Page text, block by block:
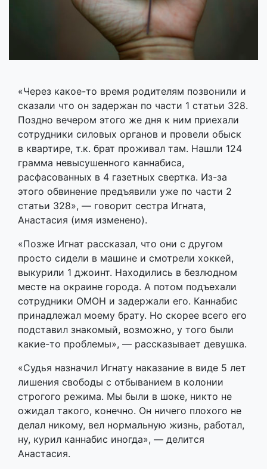
«Через какое-то время родителям позвонили и
сказали что он задержан по части 1 статьи 328.
Поздно вечером этого же дня к ним приехали
сотрудники силовых органов и провели обыск
в квартире, т.к. брат проживал там. Нашли 124
грамма невысушенного каннабиса,
расфасованных в 4 газетных свертка. Из-за
этого обвинение предъявили уже по части 2
статьи 328», — говорит сестра Игната,
Анастасия (имя изменено).
«Позже Игнат рассказал, что они с другом
просто сидели в машине и смотрели хоккей,
выкурили 1 джоинт. Находились в безлюдном
месте на окраине города. А потом подъехали
сотрудники ОМОН и задержали его. Каннабис
принадлежал моему брату. Но скорее всего его
подставил знакомый, возможно, у того были
какие-то проблемы», — рассказывает девушка.
«Судья назначил Игнату наказание в виде 5 лет
лишения свободы с отбыванием в колонии
строгого режима. Мы были в шоке, никто не
ожидал такого, конечно. Он ничего плохого не
делал никому, вел нормальную жизнь, работал,
ну, курил каннабис иногда», — делится
Анастасия.